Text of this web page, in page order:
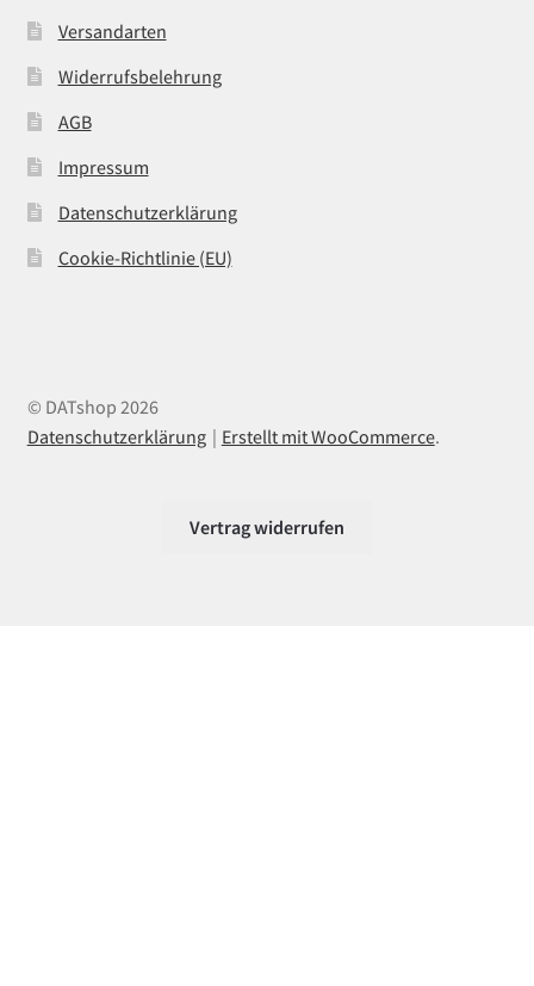
Versandarten
Widerrufsbelehrung
AGB
Impressum
Datenschutzerklärung
Cookie-Richtlinie (EU)
© DATshop 2026
Datenschutzerklärung
Erstellt mit WooCommerce.
Vertrag widerrufen